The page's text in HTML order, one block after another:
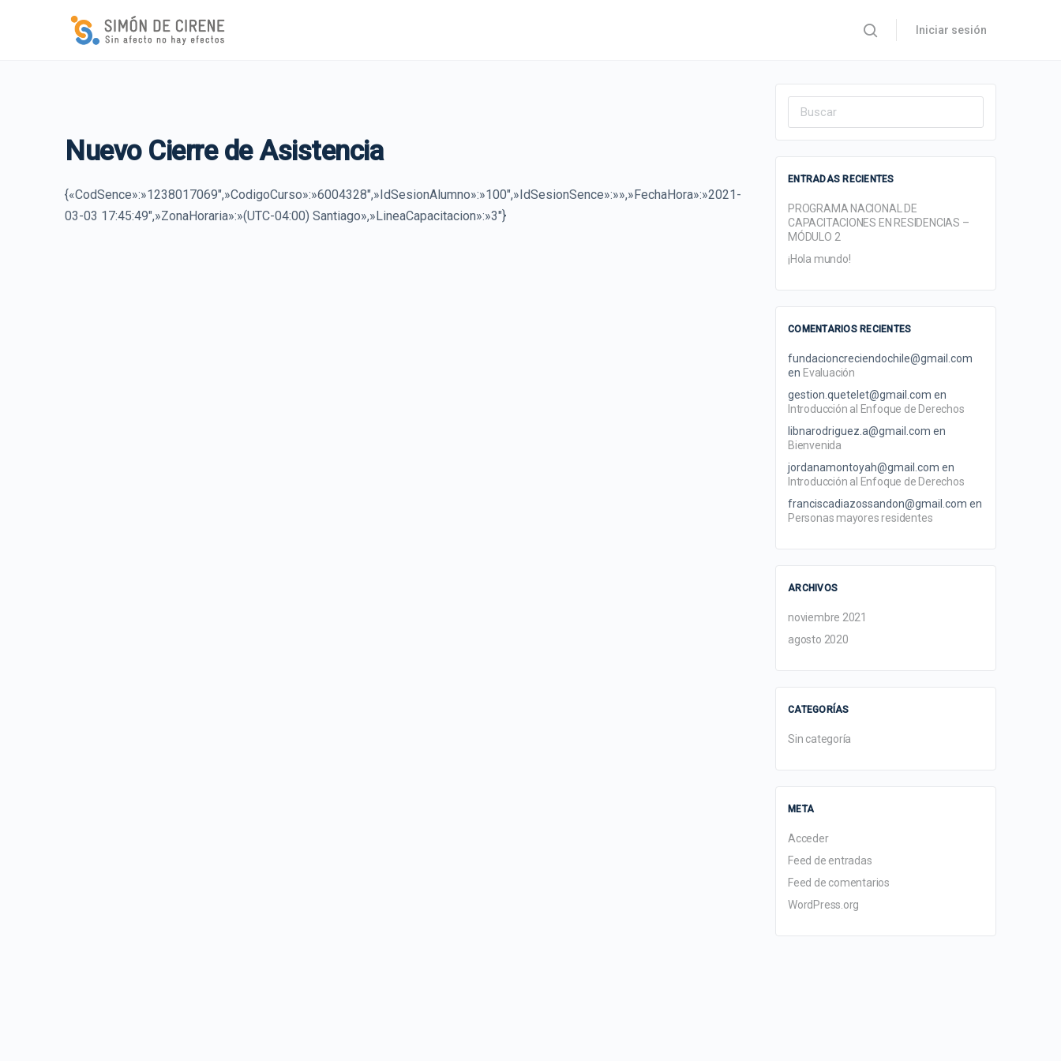
Iniciar sesión
Nuevo Cierre de Asistencia
{«CodSence»:»1238017069″,»CodigoCurso»:»6004328″,»IdSesionAlumno»:»100″,»IdSesionSence»:»»,»FechaHora»:»2021-
03-03 17:45:49″,»ZonaHoraria»:»(UTC-04:00) Santiago»,»LineaCapacitacion»:»3″}
Search
ENTRADAS RECIENTES
PROGRAMA NACIONAL DE
CAPACITACIONES EN RESIDENCIAS –
MÓDULO 2
¡Hola mundo!
COMENTARIOS RECIENTES
fundacioncreciendochile@gmail.com
en Evaluación
gestion.quetelet@gmail.com en
Introducción al Enfoque de Derechos
libnarodriguez.a@gmail.com en
Bienvenida
jordanamontoyah@gmail.com en
Introducción al Enfoque de Derechos
franciscadiazossandon@gmail.com en
Personas mayores residentes
ARCHIVOS
noviembre 2021
agosto 2020
CATEGORÍAS
Sin categoría
META
Acceder
Feed de entradas
Feed de comentarios
WordPress.org